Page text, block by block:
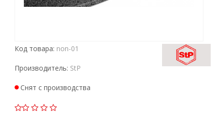
Код товара: non-01
Производитель: StP
Снят с производства